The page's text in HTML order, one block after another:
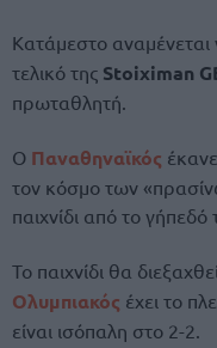
Κατάμεστο αναμένεται
τελικό της Stoiximan
πρωταθλητή.
Ο Παναθηναϊκός
τον κόσμο των
παιχνίδι από το γήπεδό
Το παιχνίδι θα
Ολυμπιακός έχει το
είναι ισόπαλη στο 2-2.